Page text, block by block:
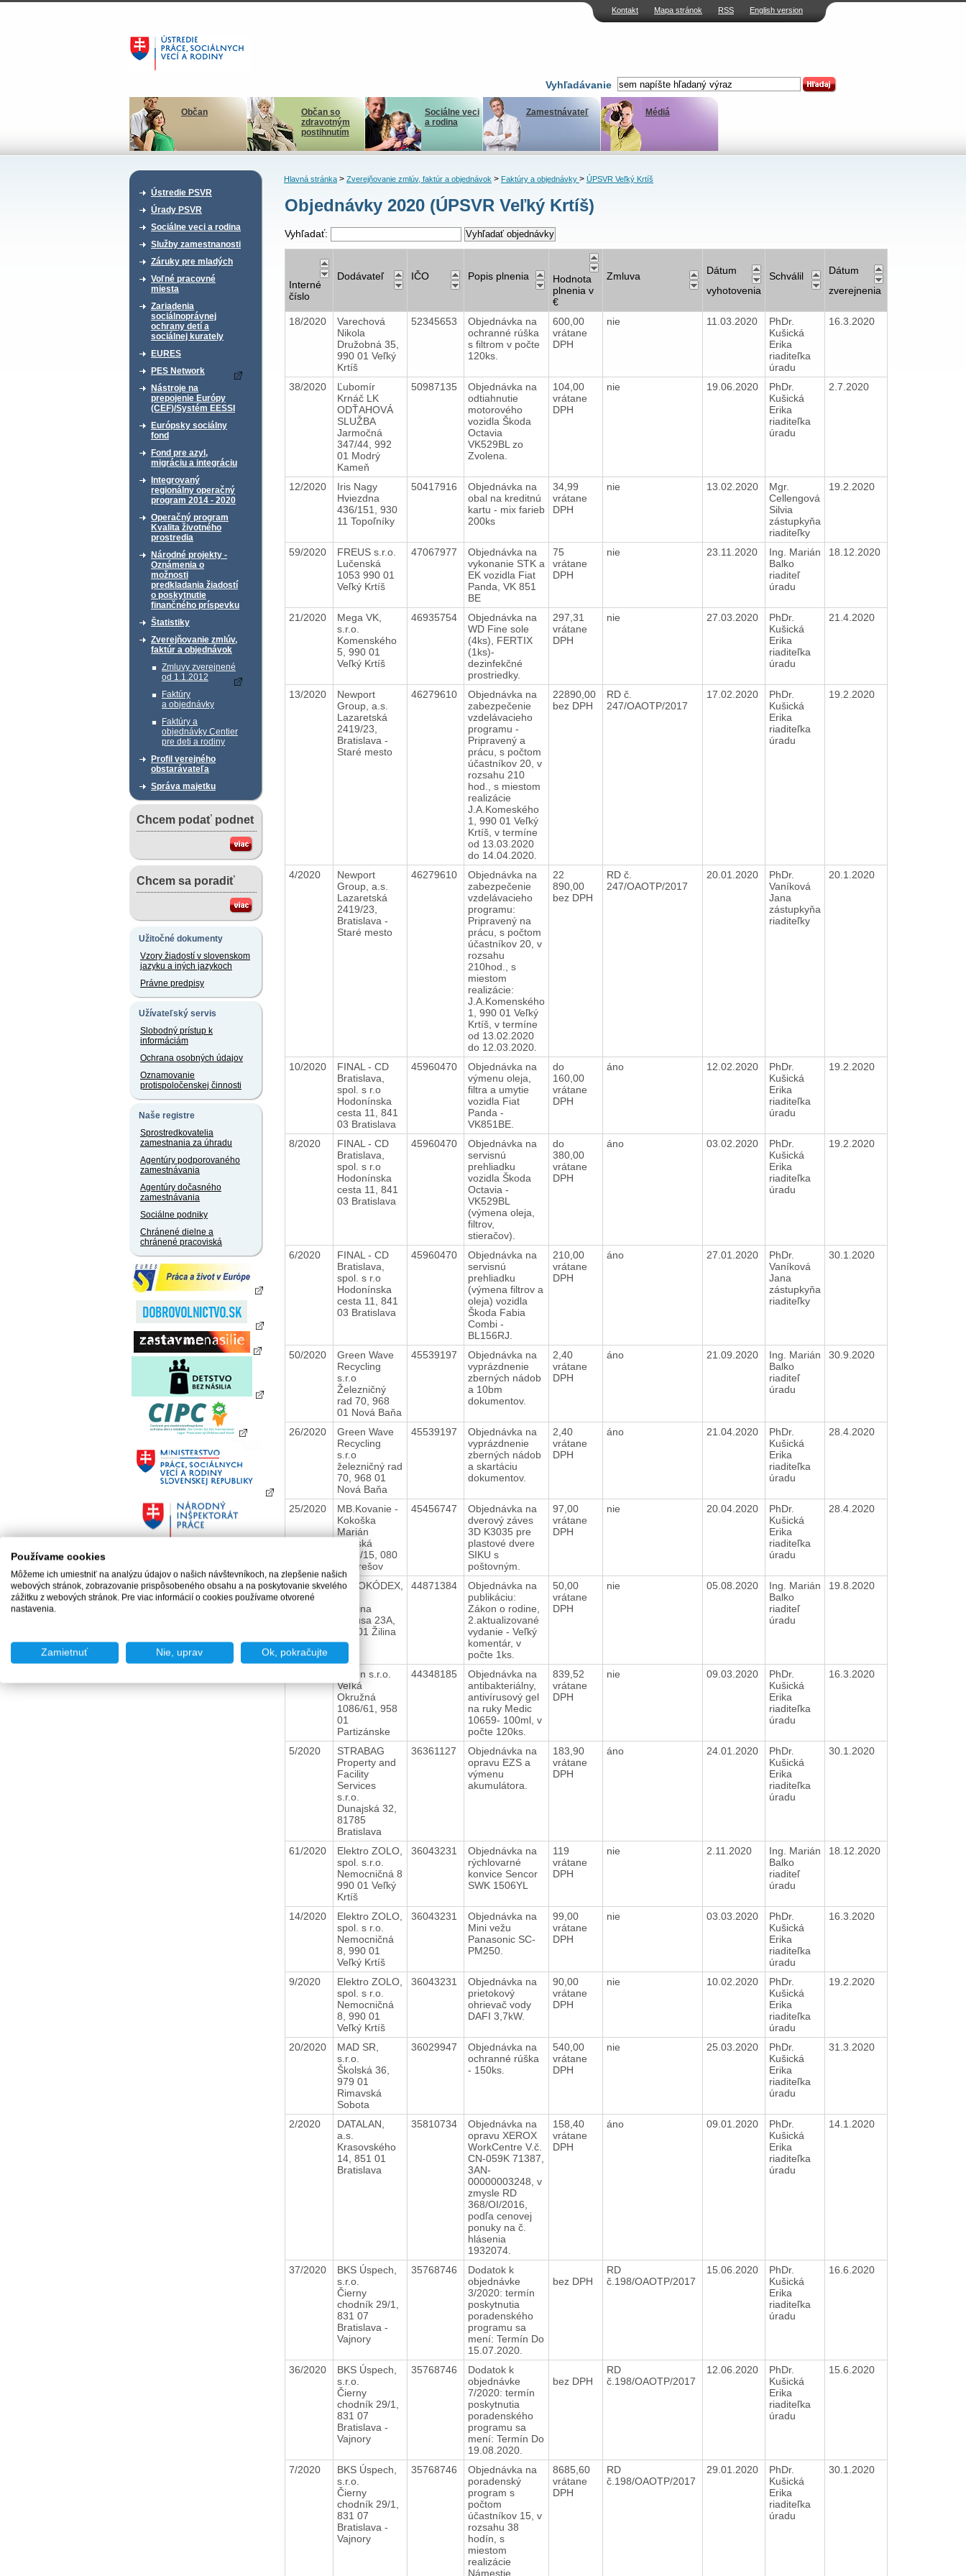
Kontakt Mapa stránok RSS English version
Vyhľadávanie
Občan
Občan so
zdravotným
postihnutím
Sociálne veci
a rodina
Zamestnávateľ Médiá
Ústredie PSVR
Úrady PSVR
Sociálne veci a rodina
Služby zamestnanosti
Záruky pre mladých
Voľné pracovné
miesta
Zariadenia
sociálnoprávnej
ochrany detí a
sociálnej kurately
EURES
PES Network
Nástroje na
prepojenie Európy
(CEF)/Systém EESSI
Európsky sociálny
fond
Fond pre azyl,
migráciu a integráciu
Integrovaný
regionálny operačný
program 2014 - 2020
Operačný program
Kvalita životného
prostredia
Národné projekty -
Oznámenia o
možnosti
predkladania žiadostí
o poskytnutie
finančného príspevku
Štatistiky
Zverejňovanie zmlúv,
faktúr a objednávok
Zmluvy zverejnené
od 1.1.2012
Faktúry
a objednávky
Faktúry a
objednávky Centier
pre deti a rodiny
Profil verejného
obstarávateľa
Správa majetku
Chcem podať podnet
Chcem sa poradiť
Užitočné dokumenty
Vzory žiadostí v slovenskom
jazyku a iných jazykoch
Právne predpisy
Užívateľský servis
Slobodný prístup k
informáciám
Ochrana osobných údajov
Oznamovanie
protispoločenskej činnosti
Naše registre
Sprostredkovatelia
zamestnania za úhradu
Agentúry podporovaného
zamestnávania
Agentúry dočasného
zamestnávania
Sociálne podniky
Chránené dielne a
chránené pracoviská
Hlavná stránka> Zverejňovanie zmlúv, faktúr a objednávok> Faktúry a objednávky > ÚPSVR Veľký Krtíš
Objednávky 2020 (ÚPSVR Veľký Krtíš)
Vyhľadať:
Interné
číslo
Dodávateľ IČO Popis plnenia
Hodnota
plnenia v
€
Zmluva
Dátum
vyhotovenia
Schválil
Dátum
zverejnenia
18/2020
Varechová
Nikola
Družobná 35,
990 01 Veľký
Krtíš
52345653
Objednávka na
ochranné rúška
s filtrom v počte
120ks.
600,00
vrátane
DPH
nie 11.03.2020
PhDr.
Kušická
Erika
riaditeľka
úradu
16.3.2020
38/2020
Ľubomír
Krnáč LK
ODŤAHOVÁ
SLUŽBA
Jarmočná
347/44, 992
01 Modrý
Kameň
50987135
Objednávka na
odtiahnutie
motorového
vozidla Škoda
Octavia
VK529BL zo
Zvolena.
104,00
vrátane
DPH
nie 19.06.2020
PhDr.
Kušická
Erika
riaditeľka
úradu
2.7.2020
12/2020
Iris Nagy
Hviezdna
436/151, 930
11 Topoľníky
50417916
Objednávka na
obal na kreditnú
kartu - mix farieb
200ks
34,99
vrátane
DPH
nie 13.02.2020
Mgr.
Cellengová
Silvia
zástupkyňa
riaditeľky
19.2.2020
59/2020
FREUS s.r.o.
Lučenská
1053 990 01
Veľký Krtíš
47067977
Objednávka na
vykonanie STK a
EK vozidla Fiat
Panda, VK 851
BE
75
vrátane
DPH
nie 23.11.2020
Ing. Marián
Balko
riaditeľ
úradu
18.12.2020
21/2020
Mega VK,
s.r.o.
Komenského
5, 990 01
Veľký Krtíš
46935754
Objednávka na
WD Fine sole
(4ks), FERTIX
(1ks)-
dezinfekčné
prostriedky.
297,31
vrátane
DPH
nie 27.03.2020
PhDr.
Kušická
Erika
riaditeľka
úradu
21.4.2020
13/2020
Newport
Group, a.s.
Lazaretská
2419/23,
Bratislava -
Staré mesto
46279610
Objednávka na
zabezpečenie
vzdelávacieho
programu -
Pripravený a
prácu, s počtom
účastníkov 20, v
rozsahu 210
hod., s miestom
realizácie
J.A.Komeského
1, 990 01 Veľký
Krtíš, v termíne
od 13.03.2020
do 14.04.2020.
22890,00
bez DPH
RD č.
247/OAOTP/2017
17.02.2020
PhDr.
Kušická
Erika
riaditeľka
úradu
19.2.2020
4/2020
Newport
Group, a.s.
Lazaretská
2419/23,
Bratislava -
Staré mesto
46279610
Objednávka na
zabezpečenie
vzdelávacieho
programu:
Pripravený na
prácu, s počtom
účastníkov 20, v
rozsahu
210hod., s
miestom
realizácie:
J.A.Komenského
1, 990 01 Veľký
Krtíš, v termíne
od 13.02.2020
do 12.03.2020.
22
890,00
bez DPH
RD č.
247/OAOTP/2017
20.01.2020
PhDr.
Vaníková
Jana
zástupkyňa
riaditeľky
20.1.2020
10/2020
FINAL - CD
Bratislava,
spol. s r.o
Hodonínska
cesta 11, 841
03 Bratislava
45960470
Objednávka na
výmenu oleja,
filtra a umytie
vozidla Fiat
Panda -
VK851BE.
do
160,00
vrátane
DPH
áno 12.02.2020
PhDr.
Kušická
Erika
riaditeľka
úradu
19.2.2020
8/2020
FINAL - CD
Bratislava,
spol. s r.o
Hodonínska
cesta 11, 841
03 Bratislava
45960470
Objednávka na
servisnú
prehliadku
vozidla Škoda
Octavia -
VK529BL
(výmena oleja,
filtrov,
stieračov).
do
380,00
vrátane
DPH
áno 03.02.2020
PhDr.
Kušická
Erika
riaditeľka
úradu
19.2.2020
6/2020
FINAL - CD
Bratislava,
spol. s r.o
Hodonínska
cesta 11, 841
03 Bratislava
45960470
Objednávka na
servisnú
prehliadku
(výmena filtrov a
oleja) vozidla
Škoda Fabia
Combi -
BL156RJ.
210,00
vrátane
DPH
áno 27.01.2020
PhDr.
Vaníková
Jana
zástupkyňa
riaditeľky
30.1.2020
50/2020
Green Wave
Recycling
s.r.o
Železničný
rad 70, 968
01 Nová Baňa
45539197
Objednávka na
vyprázdnenie
zberných nádob
a 10bm
dokumentov.
2,40
vrátane
DPH
áno 21.09.2020
Ing. Marián
Balko
riaditeľ
úradu
30.9.2020
26/2020
Green Wave
Recycling
s.r.o
železničný rad
70, 968 01
Nová Baňa
45539197
Objednávka na
vyprázdnenie
zberných nádob
a skartáciu
dokumentov.
2,40
vrátane
DPH
áno 21.04.2020
PhDr.
Kušická
Erika
riaditeľka
úradu
28.4.2020
25/2020
MB.Kovanie -
Kokoška
Marián
Školská
2383/15, 080
06 Prešov
45456747
Objednávka na
dverový záves
3D K3035 pre
plastové dvere
SIKU s
poštovným.
97,00
vrátane
DPH
nie 20.04.2020
PhDr.
Kušická
Erika
riaditeľka
úradu
28.4.2020
44/2020
EUROKÓDEX,
Martina
Rázusa 23A,
010 01 Žilina
44871384
Objednávka na
publikáciu:
Zákon o rodine,
2.aktualizované
vydanie - Veľký
komentár, v
počte 1ks.
50,00
vrátane
DPH
nie 05.08.2020
Ing. Marián
Balko
riaditeľ
úradu
19.8.2020
Pevon s.r.o.
Veľká
Okružná
1086/61, 958
01
Partizánske
44348185
Objednávka na
antibakteriálny,
antivírusový gel
na ruky Medic
10659- 100ml, v
počte 120ks.
839,52
vrátane
DPH
nie 09.03.2020
PhDr.
Kušická
Erika
riaditeľka
úradu
16.3.2020
5/2020
STRABAG
Property and
Facility
Services
s.r.o.
Dunajská 32,
81785
Bratislava
36361127
Objednávka na
opravu EZS a
výmenu
akumulátora.
183,90
vrátane
DPH
áno 24.01.2020
PhDr.
Kušická
Erika
riaditeľka
úradu
30.1.2020
61/2020
Elektro ZOLO,
spol. s.r.o.
Nemocničná 8
990 01 Veľký
Krtíš
36043231
Objednávka na
rýchlovarné
konvice Sencor
SWK 1506YL
119
vrátane
DPH
nie 2.11.2020
Ing. Marián
Balko
riaditeľ
úradu
18.12.2020
14/2020
Elektro ZOLO,
spol. s r.o.
Nemocničná
8, 990 01
Veľký Krtíš
36043231
Objednávka na
Mini vežu
Panasonic SC-
PM250.
99,00
vrátane
DPH
nie 03.03.2020
PhDr.
Kušická
Erika
riaditeľka
úradu
16.3.2020
9/2020
Elektro ZOLO,
spol. s r.o.
Nemocničná
8, 990 01
Veľký Krtíš
36043231
Objednávka na
prietokový
ohrievač vody
DAFI 3,7kW.
90,00
vrátane
DPH
nie 10.02.2020
PhDr.
Kušická
Erika
riaditeľka
úradu
19.2.2020
20/2020
MAD SR,
s.r.o.
Školská 36,
979 01
Rimavská
Sobota
36029947
Objednávka na
ochranné rúška
- 150ks.
540,00
vrátane
DPH
nie 25.03.2020
PhDr.
Kušická
Erika
riaditeľka
úradu
31.3.2020
2/2020
DATALAN,
a.s.
Krasovského
14, 851 01
Bratislava
35810734
Objednávka na
opravu XEROX
WorkCentre V.č.
CN-059K 71387,
3AN-
00000003248, v
zmysle RD
368/OI/2016,
podľa cenovej
ponuky na č.
hlásenia
1932074.
158,40
vrátane
DPH
áno 09.01.2020
PhDr.
Kušická
Erika
riaditeľka
úradu
14.1.2020
37/2020
BKS Úspech,
s.r.o.
Čierny
chodník 29/1,
831 07
Bratislava -
Vajnory
35768746
Dodatok k
objednávke
3/2020: termín
poskytnutia
poradenského
programu sa
mení: Termín Do
15.07.2020.
bez DPH
RD
č.198/OAOTP/2017
15.06.2020
PhDr.
Kušická
Erika
riaditeľka
úradu
16.6.2020
36/2020
BKS Úspech,
s.r.o.
Čierny
chodník 29/1,
831 07
Bratislava -
Vajnory
35768746
Dodatok k
objednávke
7/2020: termín
poskytnutia
poradenského
programu sa
mení: Termín Do
19.08.2020.
bez DPH
RD
č.198/OAOTP/2017
12.06.2020
PhDr.
Kušická
Erika
riaditeľka
úradu
15.6.2020
7/2020
BKS Úspech,
s.r.o.
Čierny
chodník 29/1,
831 07
Bratislava -
Vajnory
35768746
Objednávka na
poradenský
program s
počtom
účastníkov 15, v
rozsahu 38
hodín, s
miestom
realizácie
Námestie
8685,60
vrátane
DPH
RD
č.198/OAOTP/2017
29.01.2020
PhDr.
Kušická
Erika
riaditeľka
úradu
30.1.2020
Používame cookies
Môžeme ich umiestniť na analýzu údajov o našich návštevníkoch, na zlepšenie našich
webových stránok, zobrazovanie prispôsobeného obsahu a na poskytovanie skvelého
zážitku z webových stránok. Pre viac informácií o cookies používame otvorené
nastavenia.
Zamietnuť Nie, uprav Ok, pokračujte